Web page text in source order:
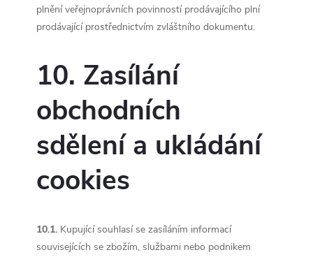
plnění veřejnoprávních povinností prodávajícího plní
prodávající prostřednictvím zvláštního dokumentu.
10. Zasílání
obchodních
sdělení a ukládání
cookies
10.1. Kupující souhlasí se zasíláním informací
souvisejících se zbožím, službami nebo podnikem